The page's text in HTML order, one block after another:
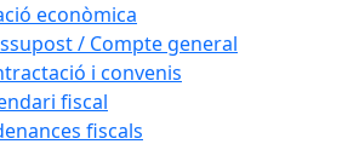
econòmica
/ Compte general
i convenis
fiscal
fiscals